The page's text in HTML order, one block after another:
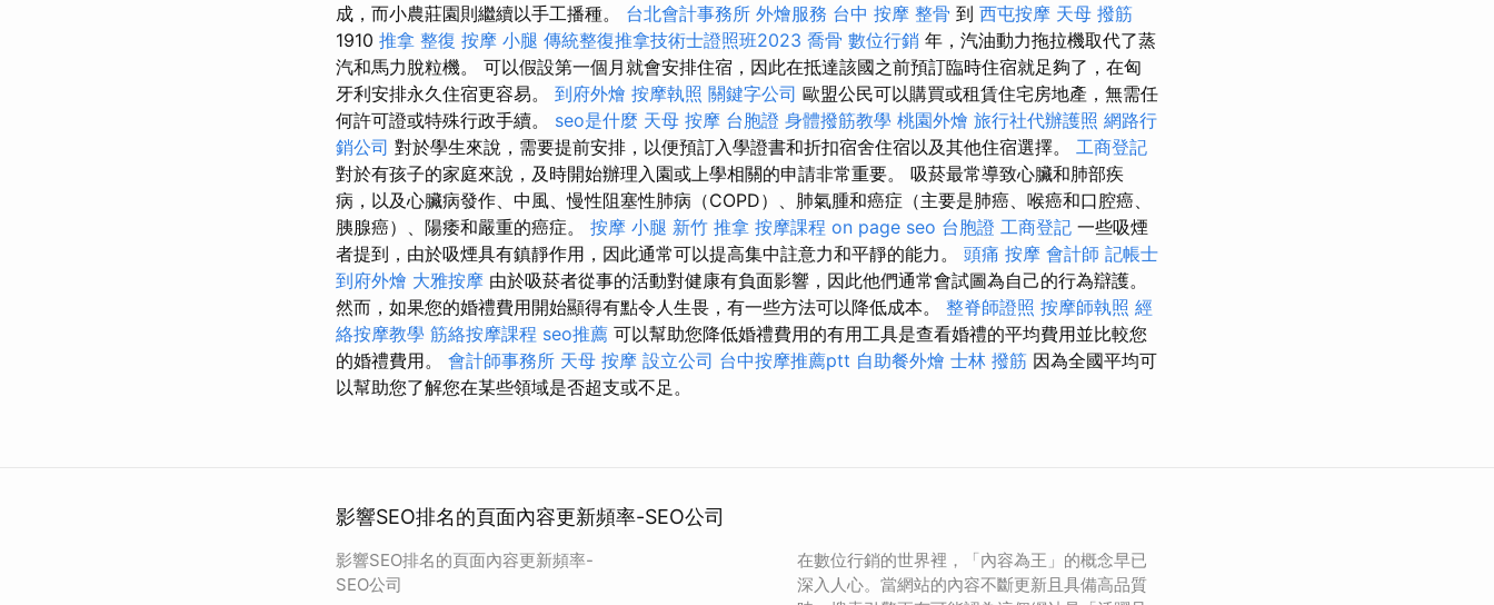
成，而小農莊園則繼續以手工播種。 台北會計事務所 外燴服務 台中 按摩 整骨 到 西屯按摩 天母 撥筋
1910 推拿 整復 按摩 小腿 傳統整復推拿技術士證照班2023 喬骨 數位行銷 年，汽油動力拖拉機取代了蒸
汽和馬力脫粒機。 可以假設第一個月就會安排住宿，因此在抵達該國之前預訂臨時住宿就足夠了，在匈
牙利安排永久住宿更容易。 到府外燴 按摩執照 關鍵字公司 歐盟公民可以購買或租賃住宅房地產，無需任
何許可證或特殊行政手續。 seo是什麼 天母 按摩 台胞證 身體撥筋教學 桃園外燴 旅行社代辦護照 網路行
銷公司 對於學生來說，需要提前安排，以便預訂入學證書和折扣宿舍住宿以及其他住宿選擇。 工商登記
對於有孩子的家庭來說，及時開始辦理入園或上學相關的申請非常重要。 吸菸最常導致心臟和肺部疾
病，以及心臟病發作、中風、慢性阻塞性肺病（COPD）、肺氣腫和癌症（主要是肺癌、喉癌和口腔癌、
胰腺癌）、陽痿和嚴重的癌症。 按摩 小腿 新竹 推拿 按摩課程 on page seo 台胞證 工商登記 一些吸煙
者提到，由於吸煙具有鎮靜作用，因此通常可以提高集中註意力和平靜的能力。 頭痛 按摩 會計師 記帳士
到府外燴 大雅按摩 由於吸菸者從事的活動對健康有負面影響，因此他們通常會試圖為自己的行為辯護。
然而，如果您的婚禮費用開始顯得有點令人生畏，有一些方法可以降低成本。 整脊師證照 按摩師執照 經
絡按摩教學 筋絡按摩課程 seo推薦 可以幫助您降低婚禮費用的有用工具是查看婚禮的平均費用並比較您
的婚禮費用。 會計師事務所 天母 按摩 設立公司 台中按摩推薦ptt 自助餐外燴 士林 撥筋 因為全國平均可
以幫助您了解您在某些領域是否超支或不足。
影響SEO排名的頁面內容更新頻率-SEO公司
影響SEO排名的頁面內容更新頻率-
SEO公司
在數位行銷的世界裡，「內容為王」的概念早已
深入人心。當網站的內容不斷更新且具備高品質